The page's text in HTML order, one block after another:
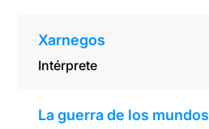
Xarnegos
Intérprete
La guerra de los mundos